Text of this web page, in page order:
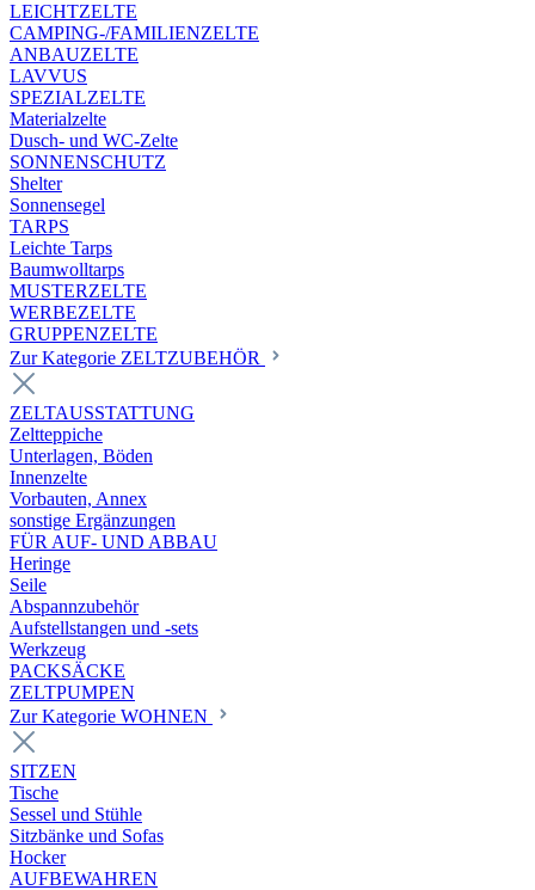
LEICHTZELTE
CAMPING-/FAMILIENZELTE
ANBAUZELTE
LAVVUS
SPEZIALZELTE
Materialzelte
Dusch- und WC-Zelte
SONNENSCHUTZ
Shelter
Sonnensegel
TARPS
Leichte Tarps
Baumwolltarps
MUSTERZELTE
WERBEZELTE
GRUPPENZELTE
Zur Kategorie ZELTZUBEHÖR
ZELTAUSSTATTUNG
Zeltteppiche
Unterlagen, Böden
Innenzelte
Vorbauten, Annex
sonstige Ergänzungen
FÜR AUF- UND ABBAU
Heringe
Seile
Abspannzubehör
Aufstellstangen und -sets
Werkzeug
PACKSÄCKE
ZELTPUMPEN
Zur Kategorie WOHNEN
SITZEN
Tische
Sessel und Stühle
Sitzbänke und Sofas
Hocker
AUFBEWAHREN